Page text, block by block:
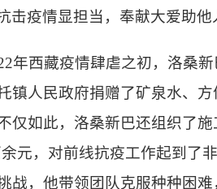
击疫情显担当，奉献大爱助他
2年西藏疫情肆虐之初，洛桑
镇人民政府捐赠了矿泉水、
仅如此，洛桑新巴还组织了施
元， 对前线抗疫工作起到了
战，他带领团队克服种种困难